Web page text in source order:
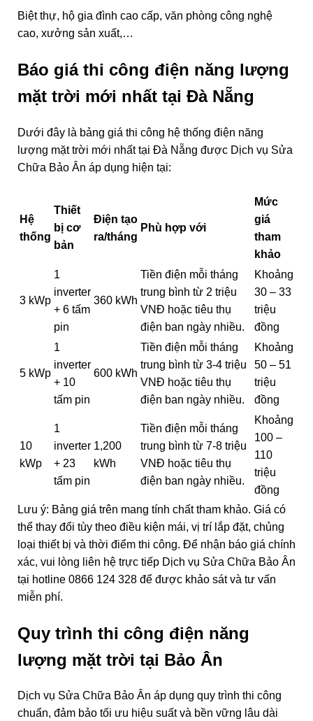
Biệt thự, hộ gia đình cao cấp, văn phòng công nghệ
cao, xưởng sản xuất,…
Báo giá thi công điện năng lượng
mặt trời mới nhất tại Đà Nẵng
Dưới đây là bảng giá thi công hệ thống điện năng
lượng mặt trời mới nhất tại Đà Nẵng được Dịch vụ Sửa
Chữa Bảo Ân áp dụng hiện tại:
Hệ
thống
Thiết
bị cơ
bản
Điện tạo
ra/tháng
Phù hợp với
Mức
giá
tham
khảo
3 kWp
1
inverter
+ 6 tấm
pin
360 kWh
Tiền điện mỗi tháng
trung bình từ 2 triệu
VNĐ hoặc tiêu thụ
điện ban ngày nhiều.
Khoảng
30 – 33
triệu
đồng
5 kWp
1
inverter
+ 10
tấm pin
600 kWh
Tiền điện mỗi tháng
trung bình từ 3-4 triệu
VNĐ hoặc tiêu thụ
điện ban ngày nhiều.
Khoảng
50 – 51
triệu
đồng
10
kWp
1
inverter
+ 23
tấm pin
1,200
kWh
Tiền điện mỗi tháng
trung bình từ 7-8 triệu
VNĐ hoặc tiêu thụ
điện ban ngày nhiều.
Khoảng
100 –
110
triệu
đồng
Lưu ý: Bảng giá trên mang tính chất tham khảo. Giá có
thể thay đổi tùy theo điều kiện mái, vị trí lắp đặt, chủng
loại thiết bị và thời điểm thi công. Để nhận báo giá chính
xác, vui lòng liên hệ trực tiếp Dịch vụ Sửa Chữa Bảo Ân
tại hotline 0866 124 328 để được khảo sát và tư vấn
miễn phí.
Quy trình thi công điện năng
lượng mặt trời tại Bảo Ân
Dịch vụ Sửa Chữa Bảo Ân áp dụng quy trình thi công
chuẩn, đảm bảo tối ưu hiệu suất và bền vững lâu dài